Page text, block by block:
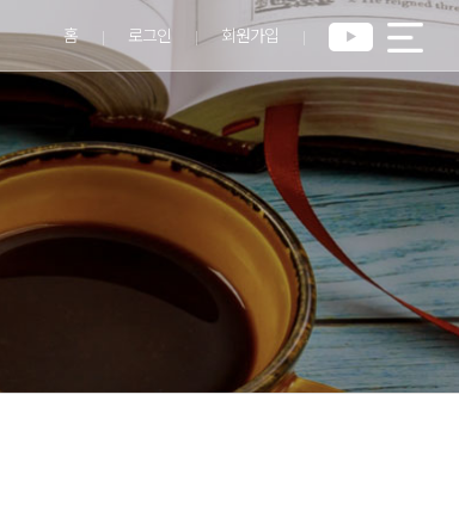
홈 로그인 회원가입